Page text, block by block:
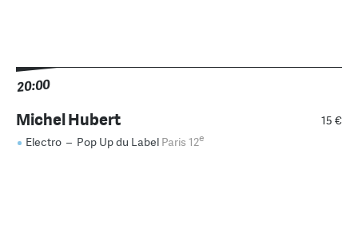
20:00
15 €
Michel Hubert
Electro – Pop Up du Label Paris 12e